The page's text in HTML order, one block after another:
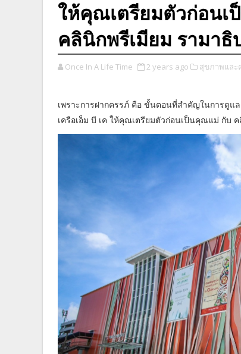
ให้คุณเตรียมตัวก่อน
คลินิกพรีเมียม รามาธิ
Once In A Life Time 2 years ago สุขภาพและ
เพราะการฝากครรภ์ คือ ขั้นตอนที่สำคัญในการดู
เครือเอ็ม บี เค ให้คุณเตรียมตัวก่อนเป็นคุณแม่ กับ